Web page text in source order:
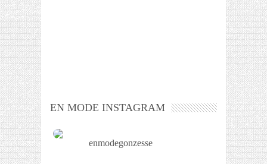
EN MODE INSTAGRAM
enmodegonzesse